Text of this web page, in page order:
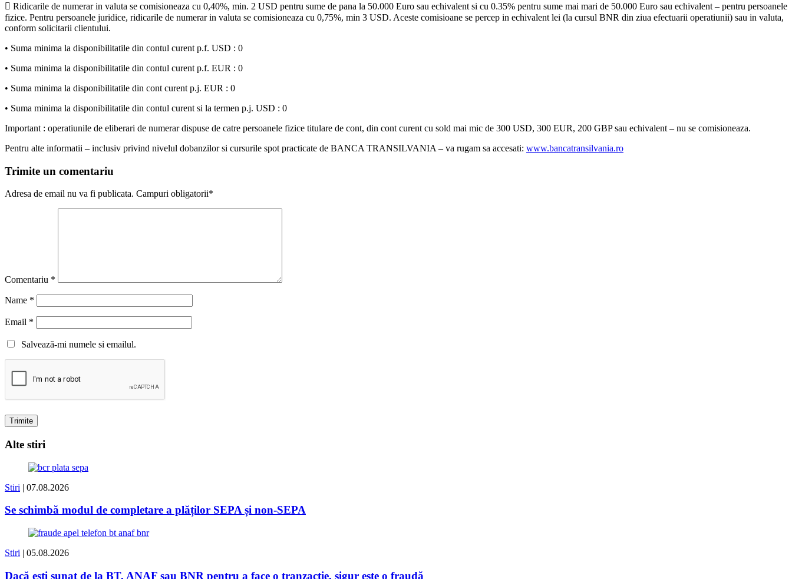
 Ridicarile de numerar in valuta se comisioneaza cu 0,40%, min. 2 USD pentru sume de pana la 50.000 Euro sau echivalent si cu 0.35% pentru sume mai mari de 50.000 Euro sau echivalent – pentru persoanele
fizice. Pentru persoanele juridice, ridicarile de numerar in valuta se comisioneaza cu 0,75%, min 3 USD. Aceste comisioane se percep in echivalent lei (la cursul BNR din ziua efectuarii operatiunii) sau in valuta,
conform solicitarii clientului.
• Suma minima la disponibilitatile din contul curent p.f. USD : 0
• Suma minima la disponibilitatile din contul curent p.f. EUR : 0
• Suma minima la disponibilitatile din cont curent p.j. EUR : 0
• Suma minima la disponibilitatile din contul curent si la termen p.j. USD : 0
Important : operatiunile de eliberari de numerar dispuse de catre persoanele fizice titulare de cont, din cont curent cu sold mai mic de 300 USD, 300 EUR, 200 GBP sau echivalent – nu se comisioneaza.
Pentru alte informatii – inclusiv privind nivelul dobanzilor si cursurile spot practicate de BANCA TRANSILVANIA – va rugam sa accesati: www.bancatransilvania.ro
Trimite un comentariu
Adresa de email nu va fi publicata. Campuri obligatorii*
Comentariu *
Name *
Email *
Salvează-mi numele si emailul.
Alte stiri
Stiri | 07.08.2026
Se schimbă modul de completare a plăților SEPA și non-SEPA
Stiri | 05.08.2026
Dacă ești sunat de la BT, ANAF sau BNR pentru a face o tranzacție, sigur este o fraudă